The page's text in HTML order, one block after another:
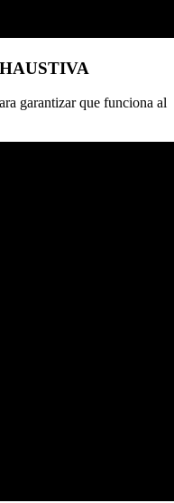
garantizar que funciona al